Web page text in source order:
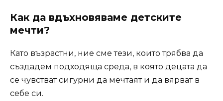
Как да вдъхновяваме детските
мечти?
Като възрастни, ние сме тези, които трябва да
създадем подходяща среда, в която децата да
се чувстват сигурни да мечтаят и да вярват в
себе си.